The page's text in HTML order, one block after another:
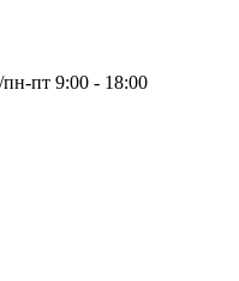
пн-пт 9:00 - 18:00